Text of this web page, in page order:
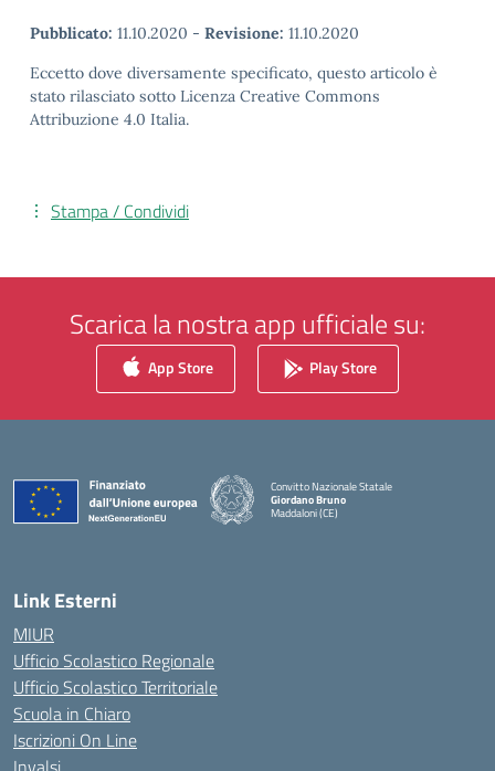
Pubblicato: 11.10.2020 - Revisione: 11.10.2020
Eccetto dove diversamente specificato, questo articolo è
stato rilasciato sotto Licenza Creative Commons
Attribuzione 4.0 Italia.
Stampa / Condividi
Scarica la nostra app ufficiale su:
App Store Play Store
Convitto Nazionale Statale
Giordano Bruno
Maddaloni (CE)
Link Esterni
MIUR
Ufficio Scolastico Regionale
Ufficio Scolastico Territoriale
Scuola in Chiaro
Iscrizioni On Line